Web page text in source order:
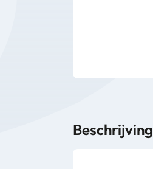
Beschrijving